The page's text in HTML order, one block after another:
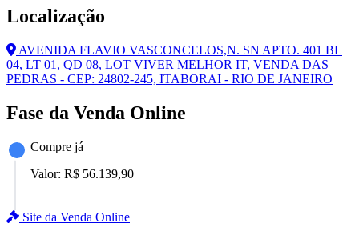
Localização
AVENIDA FLAVIO VASCONCELOS,N. SN APTO. 401 BL
04, LT 01, QD 08, LOT VIVER MELHOR IT, VENDA DAS
PEDRAS - CEP: 24802-245, ITABORAI - RIO DE JANEIRO
Fase da Venda Online
Compre já
Valor: R$ 56.139,90
Site da Venda Online